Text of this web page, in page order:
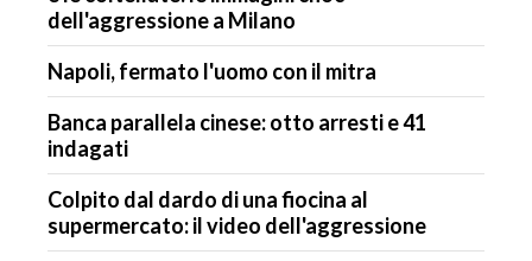
dell'aggressione a Milano
Napoli, fermato l'uomo con il mitra
Banca parallela cinese: otto arresti e 41
indagati
Colpito dal dardo di una fiocina al
supermercato: il video dell'aggressione